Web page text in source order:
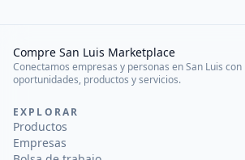
Compre San Luis Marketplace
Conectamos empresas y personas en San Luis con
oportunidades, productos y servicios.
EXPLORAR
Productos
Empresas